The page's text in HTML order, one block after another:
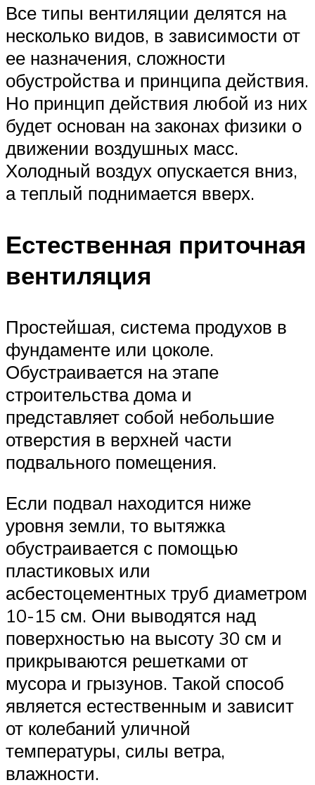
Все типы вентиляции делятся на
несколько видов, в зависимости от
ее назначения, сложности
обустройства и принципа действия.
Но принцип действия любой из них
будет основан на законах физики о
движении воздушных масс.
Холодный воздух опускается вниз,
а теплый поднимается вверх.
Естественная приточная
вентиляция
Простейшая, система продухов в
фундаменте или цоколе.
Обустраивается на этапе
строительства дома и
представляет собой небольшие
отверстия в верхней части
подвального помещения.
Если подвал находится ниже
уровня земли, то вытяжка
обустраивается с помощью
пластиковых или
асбестоцементных труб диаметром
10-15 см. Они выводятся над
поверхностью на высоту 30 см и
прикрываются решетками от
мусора и грызунов. Такой способ
является естественным и зависит
от колебаний уличной
температуры, силы ветра,
влажности.